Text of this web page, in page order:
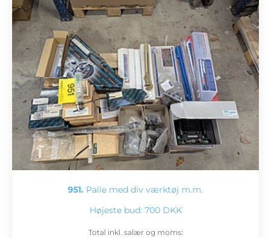
951. Palle med div værktøj m.m.
Højeste bud: 700 DKK
Total inkl. salær og moms: